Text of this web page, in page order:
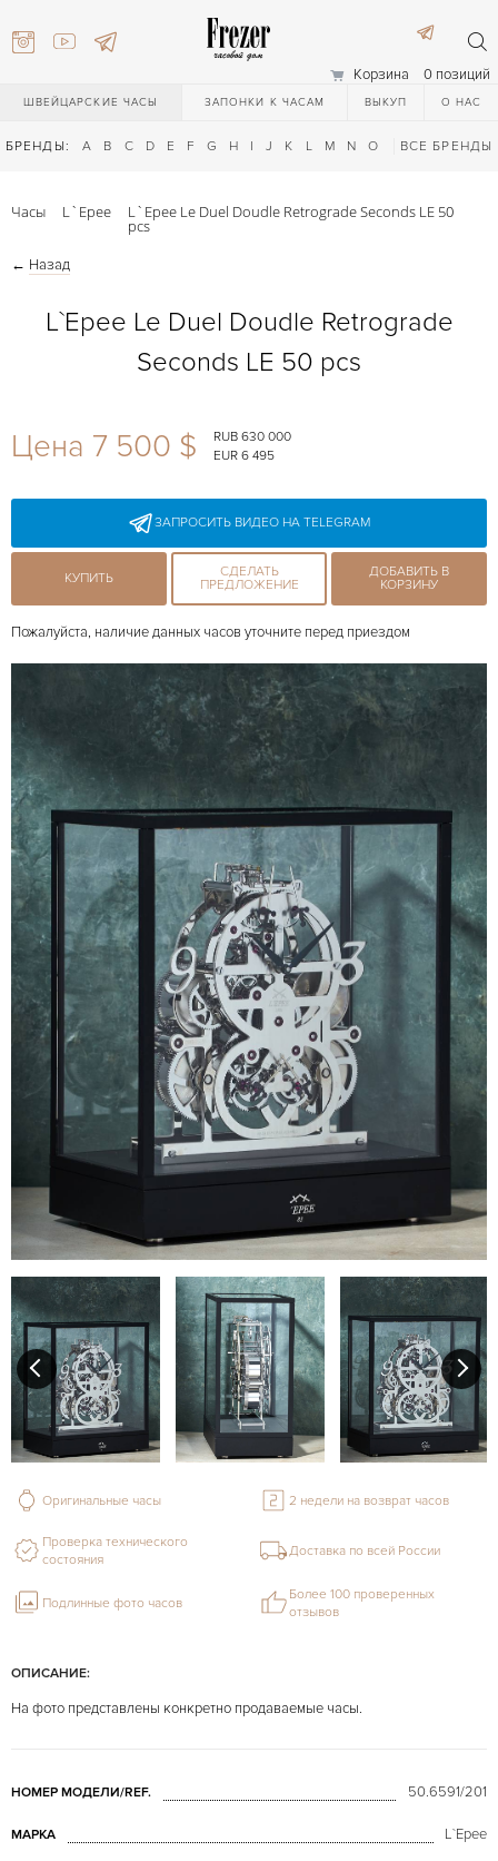
Корзина 0 позиций
ШВЕЙЦАРСКИЕ ЧАСЫ ЗАПОНКИ К ЧАСАМ ВЫКУП О НАС
БРЕНДЫ: A B C D E F G H I J K L M N O Q R S T
ВСЕ БРЕНДЫ
27-44
Часы L`Epee L`Epee Le Duel Doudle Retrograde Seconds LE 50
pcs
← Назад
L`Epee Le Duel Doudle Retrograde
Seconds LE 50 pcs
Цена 7 500 $
RUB 630 000
EUR 6 495
ЗАПРОСИТЬ ВИДЕО НА TELEGRAM
КУПИТЬ
СДЕЛАТЬ
ПРЕДЛОЖЕНИЕ
ДОБАВИТЬ В
КОРЗИНУ
Пожалуйста, наличие данных часов уточните перед приездом
ОПИСАНИЕ:
На фото представлены конкретно продаваемые часы.
НОМЕР МОДЕЛИ/REF. 50.6591/201
МАРКА L`Epee
Оригинальные часы 2 недели на возврат часов
Проверка технического
состояния
Доставка по всей России
Подлинные фото часов
Более 100 проверенных
отзывов